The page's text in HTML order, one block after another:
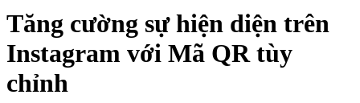
Tăng cường sự hiện diện trên
Instagram với Mã QR tùy
chỉnh